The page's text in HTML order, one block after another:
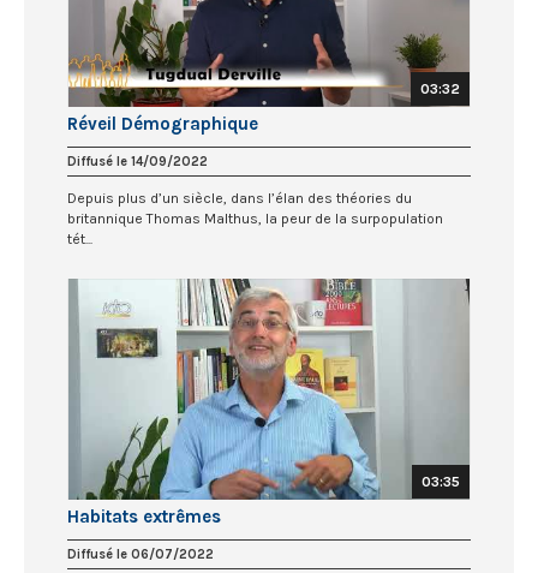
03:32
Réveil Démographique
Diffusé le 14/09/2022
Depuis plus d’un siècle, dans l’élan des théories du
britannique Thomas Malthus, la peur de la surpopulation
tét...
03:35
Habitats extrêmes
Diffusé le 06/07/2022